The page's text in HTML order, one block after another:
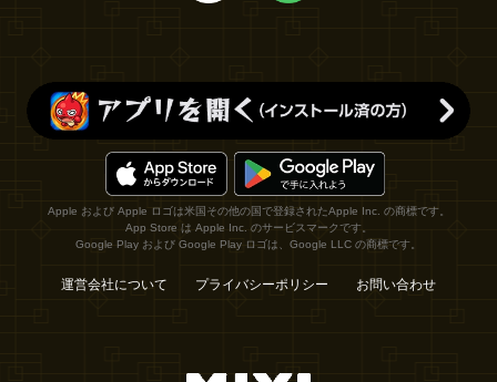
Apple および Apple ロゴは米国その他の国で登録されたApple Inc. の商標です。
App Store は Apple Inc. のサービスマークです。
Google Play および Google Play ロゴは、Google LLC の商標です。
運営会社について プライバシーポリシー お問い合わせ